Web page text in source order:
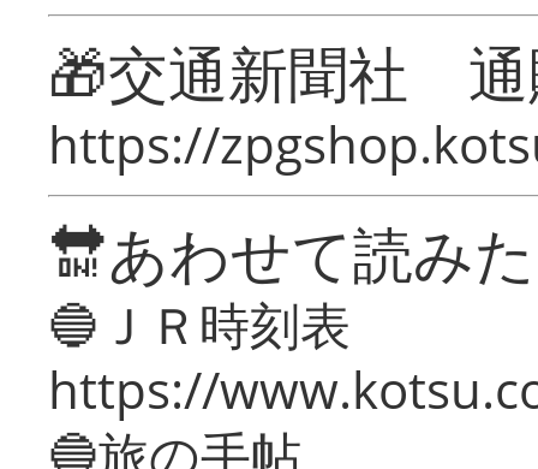
🎁交通新聞社
https://
🔛あわせて読み
🔵ＪＲ時刻表
https://
🔵旅の手帖